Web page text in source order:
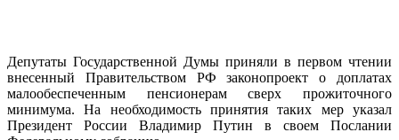
Депутаты Государственной Думы приняли в первом чтении
внесенный Правительством РФ законопроект о доплатах
малообеспеченным пенсионерам сверх прожиточного
минимума. На необходимость принятия таких мер указал
Президент России Владимир Путин в своем Послании